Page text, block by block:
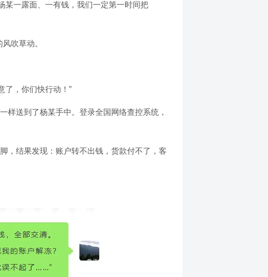
某一露面、一有钱，我们一定第一时间把
吹草动。
了，你们快行动！”
样送到了杨某手中。登录全国网络查控系统，
，结果发现：账户转不出钱，货款付不了，客